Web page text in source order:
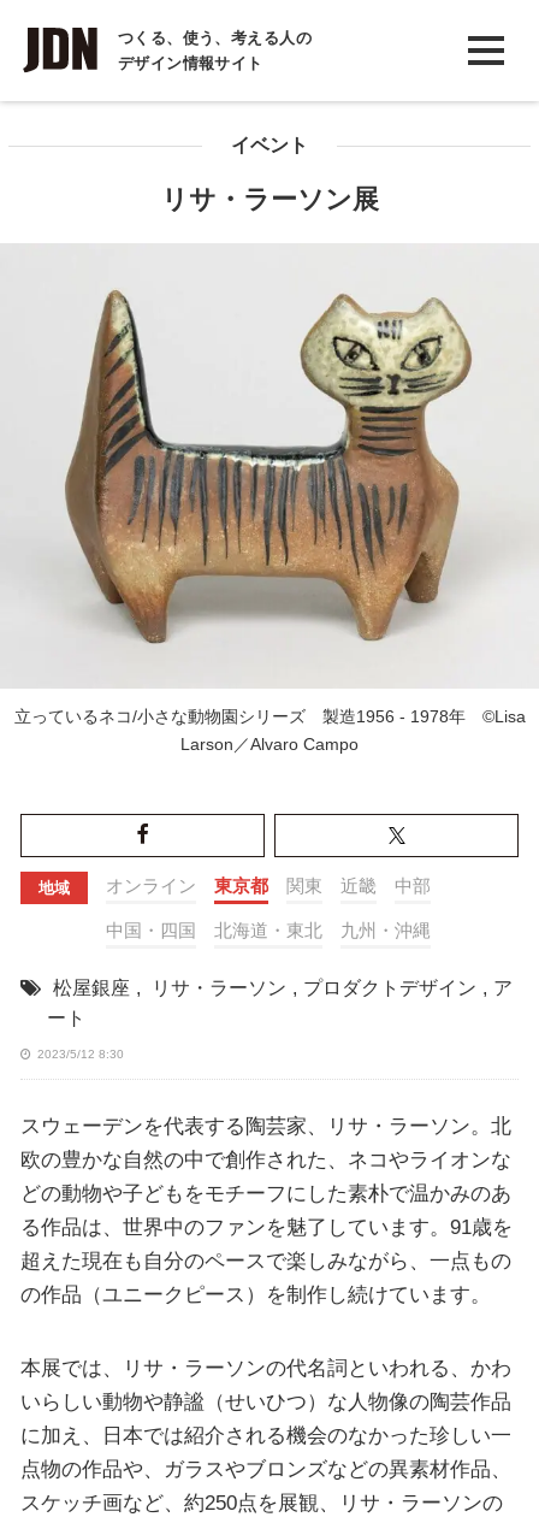
つくる、使う、考える人の
デザイン情報サイト
INTERVIEW
インタビュー
イベント
リサ・ラーソン展
立っているネコ/小さな動物園シリーズ 製造1956 - 1978年 ©Lisa
Larson／Alvaro Campo
地域 オンライン 東京都 関東 近畿 中部
中国・四国 北海道・東北 九州・沖縄
松屋銀座 , リサ・ラーソン , プロダクトデザイン , ア
ート
2023/5/12 8:30
スウェーデンを代表する陶芸家、リサ・ラーソン。北
欧の豊かな自然の中で創作された、ネコやライオンな
どの動物や子どもをモチーフにした素朴で温かみのあ
る作品は、世界中のファンを魅了しています。91歳を
超えた現在も自分のペースで楽しみながら、一点もの
の作品（ユニークピース）を制作し続けています。
本展では、リサ・ラーソンの代名詞といわれる、かわ
いらしい動物や静謐（せいひつ）な人物像の陶芸作品
に加え、日本では紹介される機会のなかった珍しい一
点物の作品や、ガラスやブロンズなどの異素材作品、
スケッチ画など、約250点を展観、リサ・ラーソンの